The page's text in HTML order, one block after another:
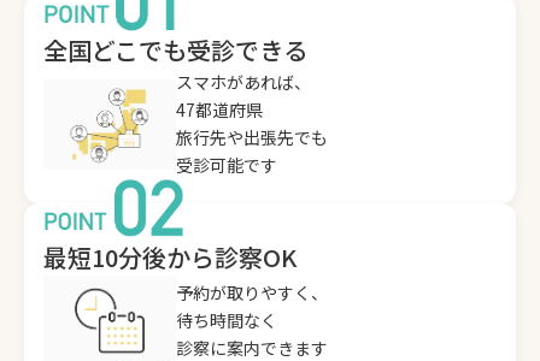
全国どこでも受診できる
スマホがあれば、
47都道府県
旅行先や出張先でも
受診可能です
最短10分後から診察OK
予約が取りやすく、
待ち時間なく
診察に案内できます